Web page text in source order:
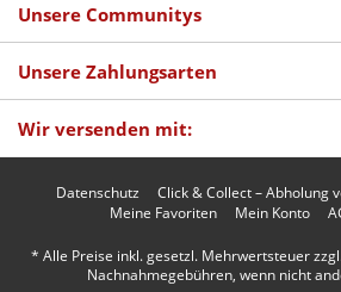
Unsere Communitys
Unsere Zahlungsarten
Wir versenden mit:
Datenschutz Click & Collect – Abholung
Meine Favoriten
Mein Konto
* Alle Preise inkl. gesetzl. Mehrwertsteuer
Nachnahmegebühren, wenn nicht